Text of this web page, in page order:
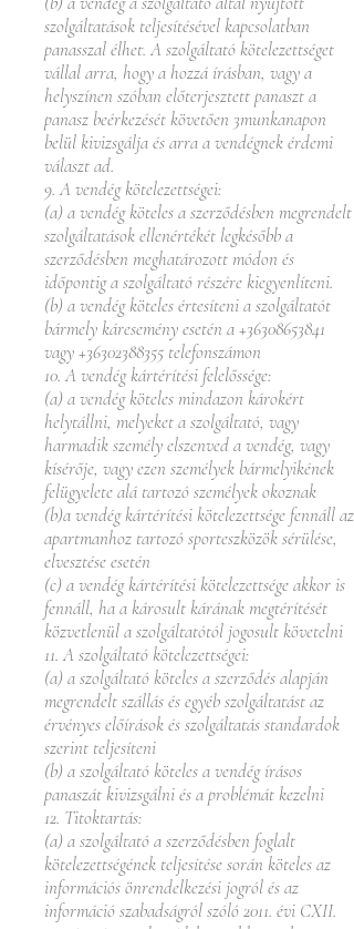
szolgáltatások teljesítésével kapcsolatban
panasszal élhet. A szolgáltató kötelezettséget
vállal arra, hogy a hozzá írásban, vagy a
helyszínen szóban előterjesztett panaszt a
panasz beérkezését követően 3munkanapon
belül kivizsgálja és arra a vendégnek érdemi
választ ad.
9. A vendég kötelezettségei:
(a) a vendég köteles a szerződésben megrendelt
szolgáltatások ellenértékét legkésőbb a
szerződésben meghatározott módon és
időpontig a szolgáltató részére kiegyenlíteni.
(b) a vendég köteles értesíteni a szolgáltatót
bármely káresemény esetén a+36308653841
vagy+36302388355 telefonszámon
10. A vendég kártérítési felelőssége:
(a) a vendég köteles mindazon károkért
helytállni, melyeket a szolgáltató, vagy
harmadik személy elszenved a vendég, vagy
kísérője, vagy ezen személyek bármelyikének
felügyelete alá tartozó személyek okoznak
(b)a vendég kártérítési kötelezettsége fennáll az
apartmanhoz tartozó sporteszközök sérülése,
elvesztése esetén
(c) a vendég kártérítési kötelezettsége akkor is
fennáll, ha a károsult kárának megtérítését
közvetlenül a szolgáltatótól jogosult követelni
11. A szolgáltató kötelezettségei:
(a) a szolgáltató köteles a szerződés alapján
megrendelt szállás és egyéb szolgáltatást az
érvényes előírások és szolgáltatás standardok
szerint teljesíteni
(b) a szolgáltató köteles a vendég írásos
panaszát kivizsgálni és a problémát kezelni
12. Titoktartás:
(a) a szolgáltató a szerződésben foglalt
kötelezettségének teljesítése során köteles az
információs önrendelkezési jogról és az
információ szabadságról szóló 2011. évi CXII.